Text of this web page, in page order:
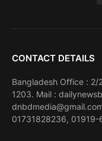
CONTACT DETAILS
Bangladesh Office : 2/
1203. Mail :
01731828236, 01919-